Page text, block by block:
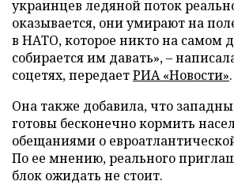
украинцев ледяной поток
оказывается, они умирают на
в НАТО, которое никто на самом
собирается им давать», –
соцетях, передаетРИА «Новости».
Она также добавила, что
готовы бесконечно кормить
обещаниями о
По ее мнению, реального
блок ожидать не стоит.